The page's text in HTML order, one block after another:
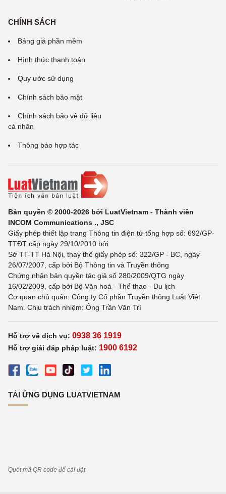
CHÍNH SÁCH
Bảng giá phần mềm
Hình thức thanh toán
Quy ước sử dụng
Chính sách bảo mật
Chính sách bảo vệ dữ liệu
cá nhân
Thông báo hợp tác
Bản quyền © 2000-2026 bởi LuatVietnam - Thành viên
INCOM Communications ., JSC
Giấy phép thiết lập trang Thông tin điện tử tổng hợp số: 692/GP-
TTĐT cấp ngày 29/10/2010 bởi
Sở TT-TT Hà Nội, thay thế giấy phép số: 322/GP - BC, ngày
26/07/2007, cấp bởi Bộ Thông tin và Truyền thông
Chứng nhận bản quyền tác giả số 280/2009/QTG ngày
16/02/2009, cấp bởi Bộ Văn hoá - Thể thao - Du lịch
Cơ quan chủ quản: Công ty Cổ phần Truyền thông Luật Việt
Nam. Chịu trách nhiệm: Ông Trần Văn Trí
Hỗ trợ về dịch vụ: 0938 36 1919
Hỗ trợ giải đáp pháp luật: 1900 6192
TẢI ỨNG DỤNG LUATVIETNAM
Quét mã QR code để cài đặt